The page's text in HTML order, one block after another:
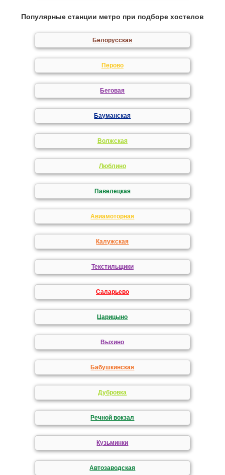
Популярные станции метро при подборе хостелов
Белорусская
Перово
Беговая
Бауманская
Волжская
Люблино
Павелецкая
Авиамоторная
Калужская
Текстильщики
Саларьево
Царицыно
Выхино
Бабушкинская
Дубровка
Речной вокзал
Кузьминки
Автозаводская